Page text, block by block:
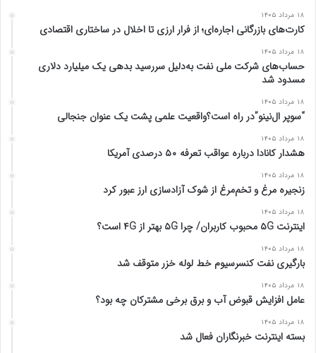
ب
ی
ع
ی
۱۸ مرداد ۱۴۰۵
کارت‌های بازرگانی اجاره‌ای؛ از فرار ارزی تا اخلال در ساختاری اقتصادی
۱۸ مرداد ۱۴۰۵
حساب‌های شرکت ملی نفت به‌دلیل سررسید بدهی یک میلیارد دلاری
مسدود شد
۱۸ مرداد ۱۴۰۵
“سوپر ال‌نینو”در راه است؟واقعیت علمی پشت یک عنوان جنجالی
۱۸ مرداد ۱۴۰۵
هشدار کانادا درباره عواقب تعرفه ۵۰ درصدی آمریکا
۱۸ مرداد ۱۴۰۵
زنجیره مرغ و تخم‌مرغ از شوک آزادسازی ارز عبور کرد
۱۸ مرداد ۱۴۰۵
اینترنت ۵G محبوب کاربران/ چرا ۵G بهتر از ۴G است؟
۱۸ مرداد ۱۴۰۵
بارگیری نفت کنسرسیوم خط لوله خزر متوقف شد
۱۸ مرداد ۱۴۰۵
عامل افزایش قبوض آب و برق برخی مشترکان چه بود؟
۱۸ مرداد ۱۴۰۵
بسته اینترنت خبرنگاران فعال شد